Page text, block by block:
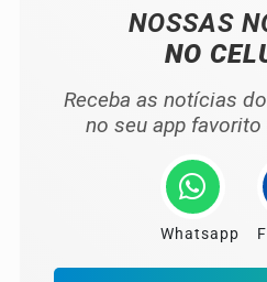
NOSSAS
NO
Receba as notícias
no seu app favorito
Whatsapp